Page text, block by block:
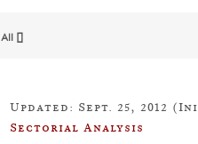
All []
Updated: Sept. 25, 2012
Sectorial Analysis